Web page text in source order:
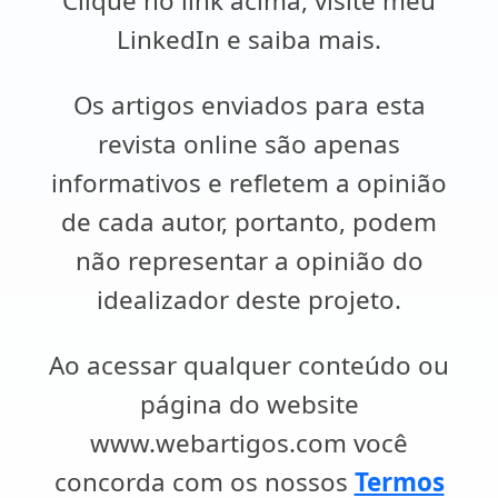
LinkedIn e saiba mais.
Os artigos enviados para esta
revista online são apenas
informativos e refletem a opinião
de cada autor, portanto, podem
não representar a opinião do
idealizador deste projeto.
Ao acessar qualquer conteúdo ou
página do website
www.webartigos.com você
concorda com os nossos Termos